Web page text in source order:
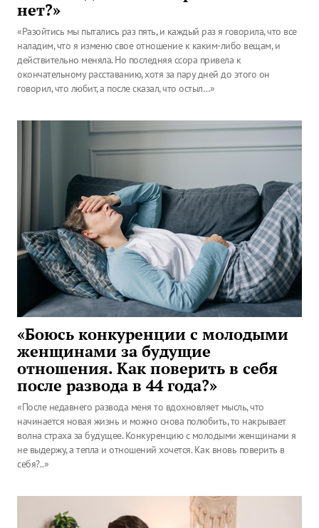
нет?»
«Разойтись мы пытались раз пять, и каждый раз я говорила, что все
наладим, что я изменю свое отношение к каким-либо вещам, и
действительно меняла. Но последняя ссора привела к
окончательному расставанию, хотя за пару дней до этого он
говорил, что любит, а после сказал, что остыл…»
«Боюсь конкуренции с молодыми
женщинами за будущие
отношения. Как поверить в себя
после развода в 44 года?»
«После недавнего развода меня то вдохновляет мысль, что
начинается новая жизнь и можно снова полюбить, то накрывает
волна страха за будущее. Конкуренцию с молодыми женщинами я
не выдержу, а тепла и отношений хочется. Как вновь поверить в
себя?..»